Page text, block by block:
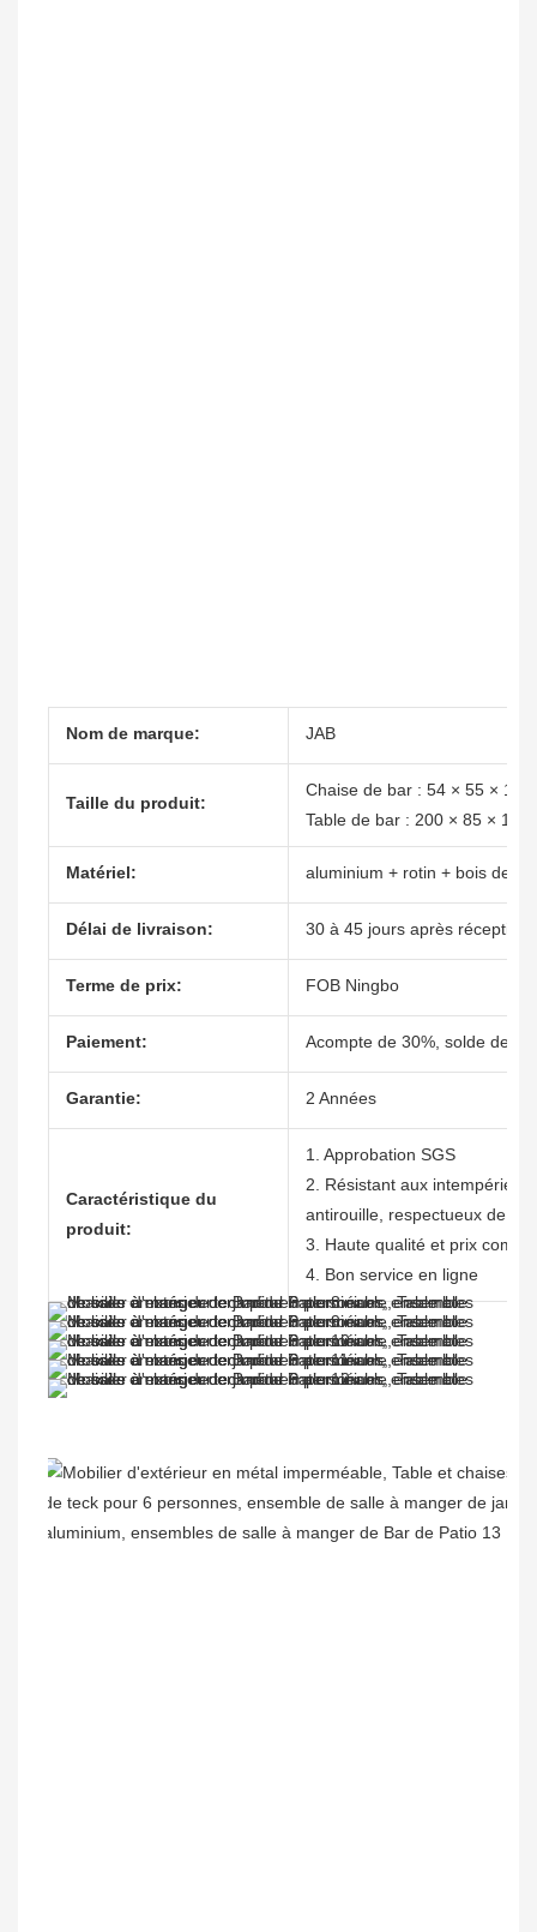
Nom de marque: JAB
Taille du produit:
Chaise de bar : 54 × 55 × 100
Table de bar : 200 × 85 × 105
Matériel: aluminium + rotin + bois de
Délai de livraison: 30 à 45 jours après réception
Terme de prix: FOB Ningbo
Paiement: Acompte de 30%, solde de
Garantie: 2 Années
Caractéristique du
produit:
1. Approbation SGS
2. Résistant aux intempéries,
antirouille, respectueux de
3. Haute qualité et prix
4. Bon service en ligne